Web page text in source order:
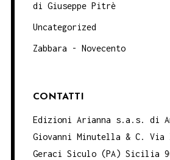
di Giuseppe Pitrè
Uncategorized
Zabbara - Novecento
CONTATTI
Edizioni Arianna s.a.s. di
Giovanni Minutella & C.
Geraci Siculo (PA) Sicilia